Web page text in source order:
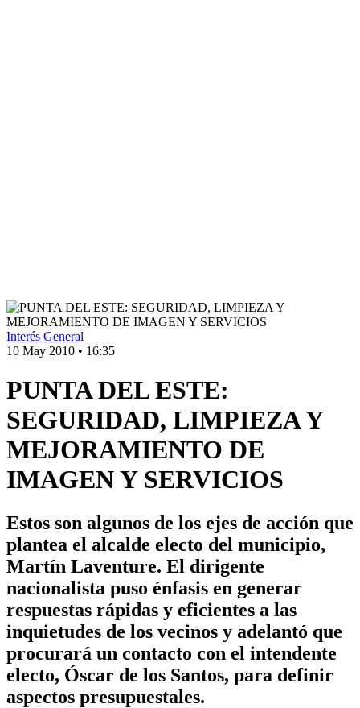
Interés General
10 May 2010 • 16:35
PUNTA DEL ESTE:
SEGURIDAD, LIMPIEZA Y
MEJORAMIENTO DE
IMAGEN Y SERVICIOS
Estos son algunos de los ejes de acción que
plantea el alcalde electo del municipio,
Martín Laventure. El dirigente
nacionalista puso énfasis en generar
respuestas rápidas y eficientes a las
inquietudes de los vecinos y adelantó que
procurará un contacto con el intendente
electo, Óscar de los Santos, para definir
aspectos presupuestales.